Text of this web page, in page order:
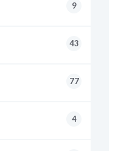
9
43
77
4